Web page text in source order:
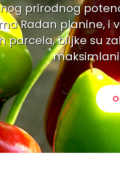
prirodnog
Radan planine, i
parcela, biljke su